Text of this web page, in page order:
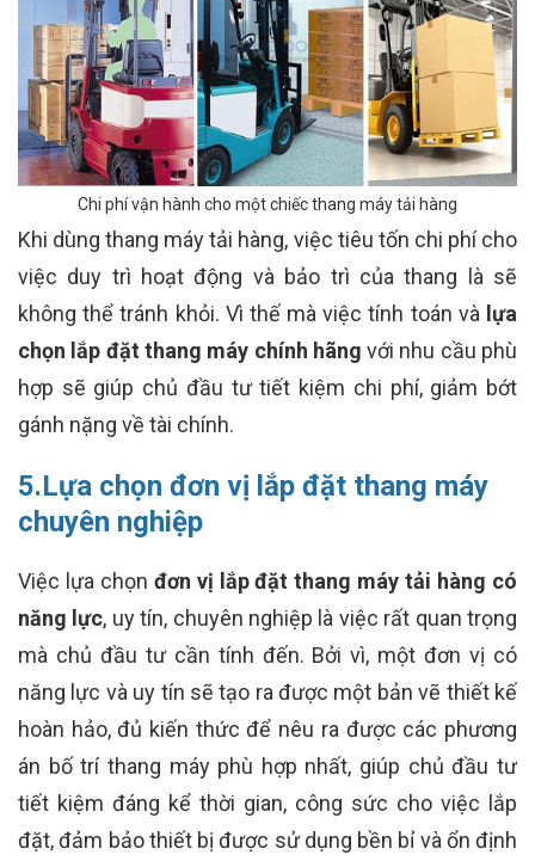
Chi phí vận hành cho một chiếc thang máy tải hàng
Khi dùng thang máy tải hàng, việc tiêu tốn chi phí cho
việc duy trì hoạt động và bảo trì của thang là sẽ
không thể tránh khỏi. Vì thế mà việc tính toán và lựa
chọn lắp đặt thang máy chính hãng với nhu cầu phù
hợp sẽ giúp chủ đầu tư tiết kiệm chi phí, giảm bớt
gánh nặng về tài chính.
5.Lựa chọn đơn vị lắp đặt thang máy
chuyên nghiệp
Việc lựa chọn đơn vị lắp đặt thang máy tải hàng có
năng lực, uy tín, chuyên nghiệp là việc rất quan trọng
mà chủ đầu tư cần tính đến. Bởi vì, một đơn vị có
năng lực và uy tín sẽ tạo ra được một bản vẽ thiết kế
hoàn hảo, đủ kiến thức để nêu ra được các phương
án bố trí thang máy phù hợp nhất, giúp chủ đầu tư
tiết kiệm đáng kể thời gian, công sức cho việc lắp
đặt, đảm bảo thiết bị được sử dụng bền bỉ và ổn định